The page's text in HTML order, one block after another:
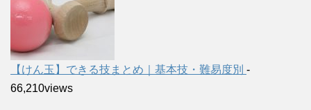
【けん玉】できる技まとめ｜基本技・難易度別 -
66,210views